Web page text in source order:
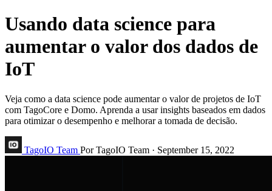
Usando data science para
aumentar o valor dos dados de
IoT
Veja como a data science pode aumentar o valor de projetos de IoT
com TagoCore e Domo. Aprenda a usar insights baseados em dados
para otimizar o desempenho e melhorar a tomada de decisão.
TagoIO Team Por TagoIO Team · September 15, 2022